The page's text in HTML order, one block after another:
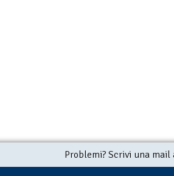
Problemi? Scrivi una